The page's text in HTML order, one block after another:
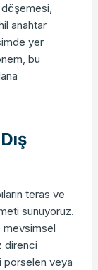
döşemesi,
anahtar
yer
bu
teras ve
sunuyoruz.
mevsimsel
direnci
porselen veya